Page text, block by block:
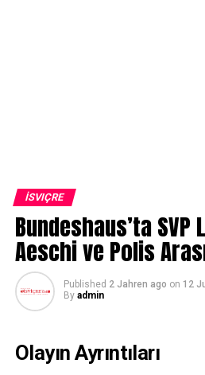
İSVIÇRE
Bundeshaus’ta
Aeschi ve Polis
Published 2 Jahren ago on 12
By admin
Olayın Ayrıntıları